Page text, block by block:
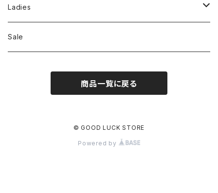
Jackson Matisse
ILL180°
Ladies
Unfil
Sale
商品一覧に戻る
© GOOD LUCK STORE
Powered by